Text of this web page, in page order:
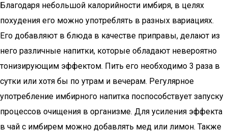
Благодаря небольшой калорийности имбиря, в целях
похудения его можно употреблять в разных вариациях.
Его добавляют в блюда в качестве приправы, делают из
него различные напитки, которые обладают невероятно
тонизирующим эффектом. Пить его необходимо 3 раза в
сутки или хотя бы по утрам и вечерам. Регулярное
употребление имбирного напитка поспособствует запуску
процессов очищения в организме. Для усиления эффекта
в чай с имбирем можно добавлять мед или лимон. Также